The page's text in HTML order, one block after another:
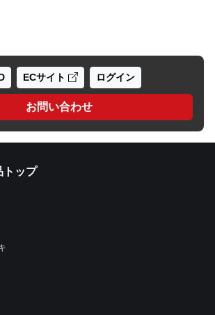
ECサイト ログイン
お問い合わせ
ップ